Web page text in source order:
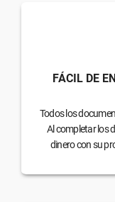
FÁCIL DE
Todos los
Al completar los
dinero con su